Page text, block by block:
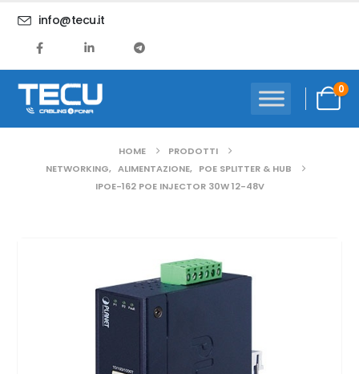
info@tecu.it
0
HOME
PRODOTTI
NETWORKING, ALIMENTAZIONE, POE SPLITTER & HUB
IPOE-162 POE INJECTOR 30W 12-48V